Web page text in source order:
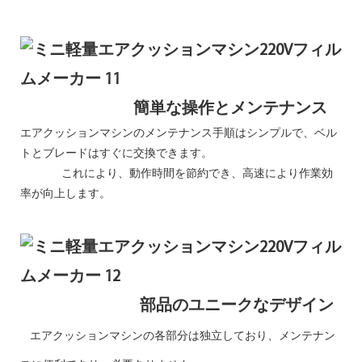
簡単な操作とメンテナンス
エアクッションマシンのメンテナンス手順はシンプルで、ベル
トとブレードはすぐに交換できます。
これにより、動作時間を節約でき、高速により作業効
率が向上します。
部品のユニークなデザイン
エアクッションマシンの各部分は独立しており、メンテナン